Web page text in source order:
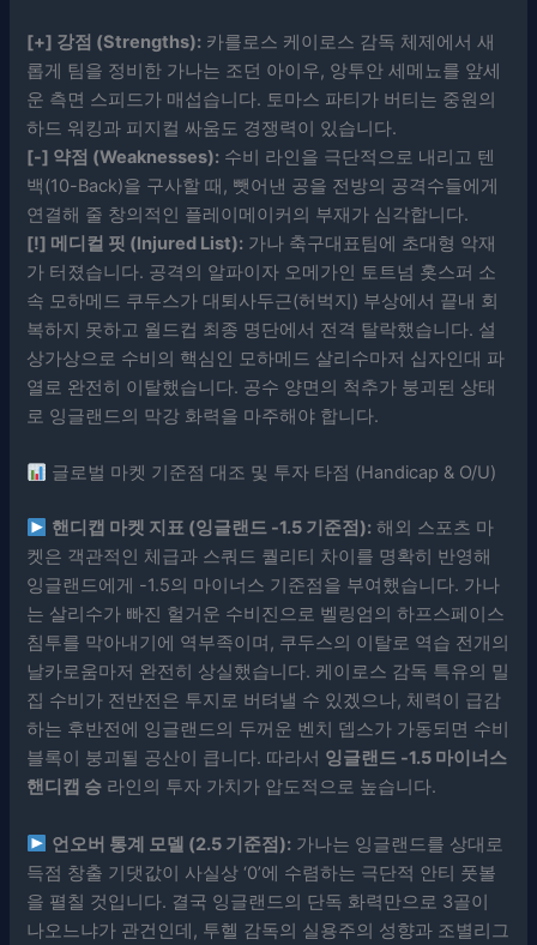
[+] 강점 (Strengths): 카를로스 케이로스 감독 체제에서 새
롭게 팀을 정비한 가나는 조던 아이우, 앙투안 세메뇨를 앞세
운 측면 스피드가 매섭습니다. 토마스 파티가 버티는 중원의
하드 워킹과 피지컬 싸움도 경쟁력이 있습니다.
[-] 약점 (Weaknesses): 수비 라인을 극단적으로 내리고 텐
백(10-Back)을 구사할 때, 뺏어낸 공을 전방의 공격수들에게
연결해 줄 창의적인 플레이메이커의 부재가 심각합니다.
[!] 메디컬 핏 (Injured List): 가나 축구대표팀에 초대형 악재
가 터졌습니다. 공격의 알파이자 오메가인 토트넘 홋스퍼 소
속 모하메드 쿠두스가 대퇴사두근(허벅지) 부상에서 끝내 회
복하지 못하고 월드컵 최종 명단에서 전격 탈락했습니다. 설
상가상으로 수비의 핵심인 모하메드 살리수마저 십자인대 파
열로 완전히 이탈했습니다. 공수 양면의 척추가 붕괴된 상태
로 잉글랜드의 막강 화력을 마주해야 합니다.
글로벌 마켓 기준점 대조 및 투자 타점 (Handicap & O/U)
핸디캡 마켓 지표 (잉글랜드 -1.5 기준점): 해외 스포츠 마
켓은 객관적인 체급과 스쿼드 퀄리티 차이를 명확히 반영해
잉글랜드에게 -1.5의 마이너스 기준점을 부여했습니다. 가나
는 살리수가 빠진 헐거운 수비진으로 벨링엄의 하프스페이스
침투를 막아내기에 역부족이며, 쿠두스의 이탈로 역습 전개의
날카로움마저 완전히 상실했습니다. 케이로스 감독 특유의 밀
집 수비가 전반전은 투지로 버텨낼 수 있겠으나, 체력이 급감
하는 후반전에 잉글랜드의 두꺼운 벤치 뎁스가 가동되면 수비
블록이 붕괴될 공산이 큽니다. 따라서 잉글랜드 -1.5 마이너스
핸디캡 승 라인의 투자 가치가 압도적으로 높습니다.
언오버 통계 모델 (2.5 기준점): 가나는 잉글랜드를 상대로
득점 창출 기댓값이 사실상 ‘0’에 수렴하는 극단적 안티 풋볼
을 펼칠 것입니다. 결국 잉글랜드의 단독 화력만으로 3골이
나오느냐가 관건인데, 투헬 감독의 실용주의 성향과 조별리그